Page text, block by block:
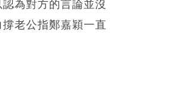
為對方的言論並沒
老公指鄭嘉穎一直